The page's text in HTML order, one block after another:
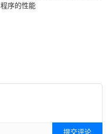
程序的性能
提交评论